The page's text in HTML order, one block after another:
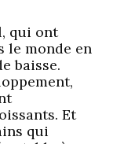
qui ont
le monde en
baisse.
Et
qui